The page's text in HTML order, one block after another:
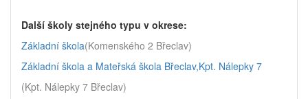
Další školy stejného typu v okrese:
Základní škola(Komenského 2 Břeclav)
Základní škola a Mateřská škola Břeclav,Kpt. Nálepky 7
(Kpt. Nálepky 7 Břeclav)